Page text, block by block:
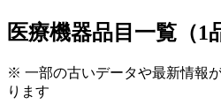
医療機器品目一覧（1
※ 一部の古いデータや最新情報
ります